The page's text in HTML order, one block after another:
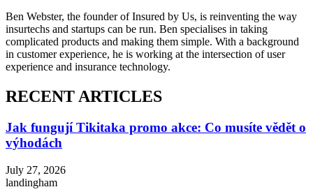
Ben Webster, the founder of Insured by Us, is reinventing the way
insurtechs and startups can be run. Ben specialises in taking
complicated products and making them simple. With a background
in customer experience, he is working at the intersection of user
experience and insurance technology.
RECENT ARTICLES
Jak fungují Tikitaka promo akce: Co musíte vědět o
výhodách
July 27, 2026
landingham